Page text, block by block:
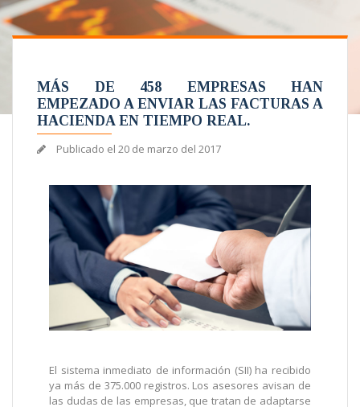
MÁS DE 458 EMPRESAS HAN
EMPEZADO A ENVIAR LAS FACTURAS A
HACIENDA EN TIEMPO REAL.
Publicado el 20 de marzo del 2017
El sistema inmediato de información (SII) ha recibido
ya más de 375.000 registros. Los asesores avisan de
las dudas de las empresas, que tratan de adaptarse